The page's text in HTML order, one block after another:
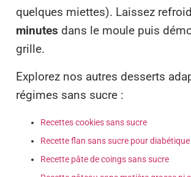
quelques miettes). Laissez
minutes dans le moule puis
grille.
Explorez nos autres desserts
régimes sans sucre :
Recettes cookies sans sucre
Recette flan sans sucre pour diabétique
Recette pâte de coings sans sucre